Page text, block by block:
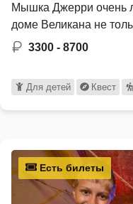
Мышка Джерри очень
доме Великана не
3300 - 8700
Для детей Квест
Есть билеты